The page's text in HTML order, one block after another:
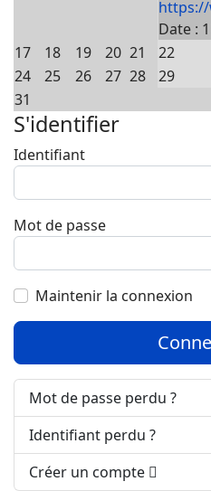
Date :
17
18 19 20 21
22
24
25 26 27 28
29
31
S'identifier
Identifiant
Mot de passe
Maintenir la connexion
Mot de passe perdu ?
Identifiant perdu ?
Créer un compte